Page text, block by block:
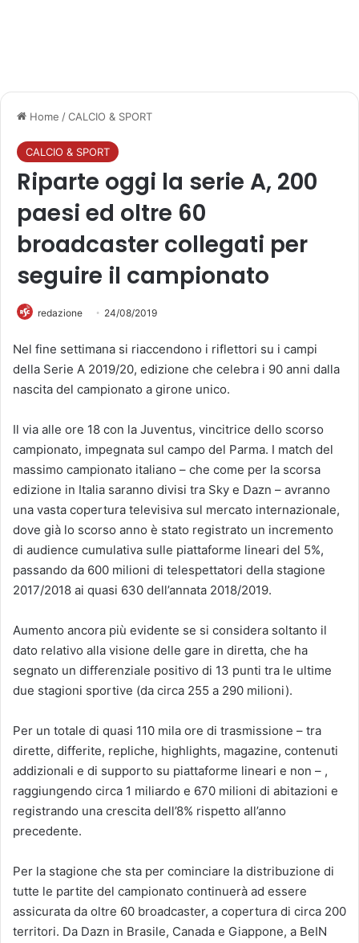
Home /CALCIO & SPORT
CALCIO & SPORT
Riparte oggi la serie A, 200
paesi ed oltre 60
broadcaster collegati per
seguire il campionato
redazione 24/08/2019
Nel fine settimana si riaccendono i riflettori su i campi
della Serie A 2019/20, edizione che celebra i 90 anni dalla
nascita del campionato a girone unico.
Il via alle ore 18 con la Juventus, vincitrice dello scorso
campionato, impegnata sul campo del Parma. I match del
massimo campionato italiano – che come per la scorsa
edizione in Italia saranno divisi tra Sky e Dazn – avranno
una vasta copertura televisiva sul mercato internazionale,
dove già lo scorso anno è stato registrato un incremento
di audience cumulativa sulle piattaforme lineari del 5%,
passando da 600 milioni di telespettatori della stagione
2017/2018 ai quasi 630 dell’annata 2018/2019.
Aumento ancora più evidente se si considera soltanto il
dato relativo alla visione delle gare in diretta, che ha
segnato un differenziale positivo di 13 punti tra le ultime
due stagioni sportive (da circa 255 a 290 milioni).
Per un totale di quasi 110 mila ore di trasmissione – tra
dirette, differite, repliche, highlights, magazine, contenuti
addizionali e di supporto su piattaforme lineari e non – ,
raggiungendo circa 1 miliardo e 670 milioni di abitazioni e
registrando una crescita dell’8% rispetto all’anno
precedente.
Per la stagione che sta per cominciare la distribuzione di
tutte le partite del campionato continuerà ad essere
assicurata da oltre 60 broadcaster, a copertura di circa 200
territori. Da Dazn in Brasile, Canada e Giappone, a BeIN